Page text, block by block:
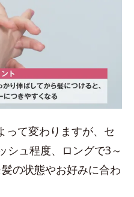
って変わりますが、セ
シュ程度、ロングで3～
の状態やお好みに合わ